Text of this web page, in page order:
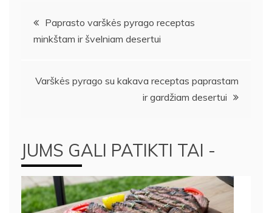
Navigacija
tarp
įrašų
Paprasto varškės pyrago receptas
minkštam ir švelniam desertui
Varškės pyrago su kakava receptas paprastam
ir gardžiam desertui
JUMS GALI PATIKTI TAI -